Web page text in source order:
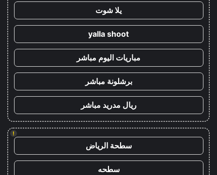
يلا شوت
yalla shoot
مباريات اليوم مباشر
برشلونة مباشر
ريال مدريد مباشر
!
سطحة الرياض
سطحه